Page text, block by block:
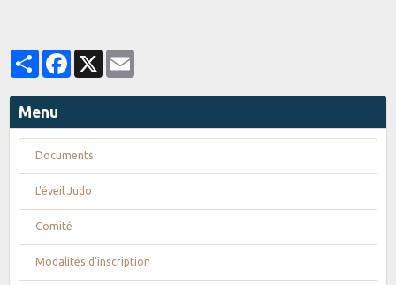
PartagerFacebook
X
Menu
Documents
L'éveil Judo
Comité
Modalités d'inscription